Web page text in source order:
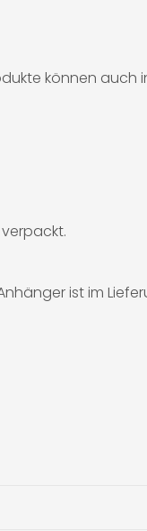
können
ist im